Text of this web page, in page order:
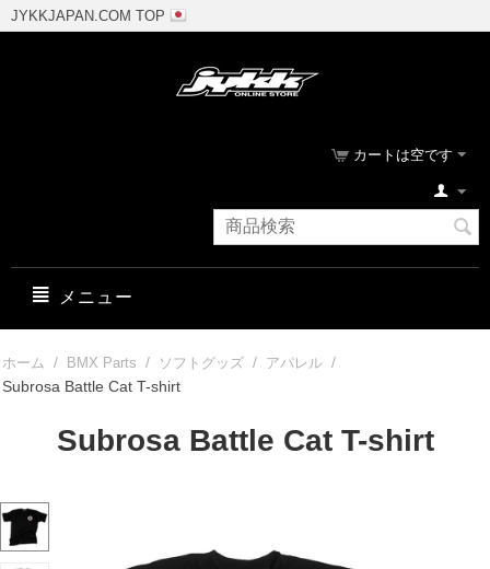
JYKKJAPAN.COM TOP
カートは空です
メニュー
ホーム / BMX Parts / ソフトグッズ / アパレル /
Subrosa Battle Cat T-shirt
Subrosa Battle Cat T-shirt